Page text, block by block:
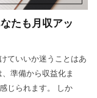
たも月収アッ
ていいか迷うことはあ
準備から収益化ま
じられます。 しか